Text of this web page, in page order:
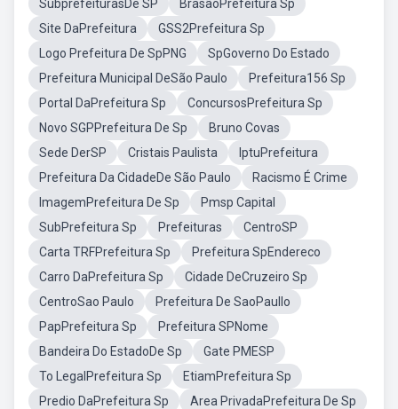
SubprefeiturasDe SP
BrasãoPrefeitura Sp
Site DaPrefeitura
GSS2Prefeitura Sp
Logo Prefeitura De SpPNG
SpGoverno Do Estado
Prefeitura Municipal DeSão Paulo
Prefeitura156 Sp
Portal DaPrefeitura Sp
ConcursosPrefeitura Sp
Novo SGPPrefeitura De Sp
Bruno Covas
Sede DerSP
Cristais Paulista
IptuPrefeitura
Prefeitura Da CidadeDe São Paulo
Racismo É Crime
ImagemPrefeitura De Sp
Pmsp Capital
SubPrefeitura Sp
Prefeituras
CentroSP
Carta TRFPrefeitura Sp
Prefeitura SpEndereco
Carro DaPrefeitura Sp
Cidade DeCruzeiro Sp
CentroSao Paulo
Prefeitura De SaoPaullo
PapPrefeitura Sp
Prefeitura SPNome
Bandeira Do EstadoDe Sp
Gate PMESP
To LegalPrefeitura Sp
EtiamPrefeitura Sp
Predio DaPrefeitura Sp
Area PrivadaPrefeitura De Sp